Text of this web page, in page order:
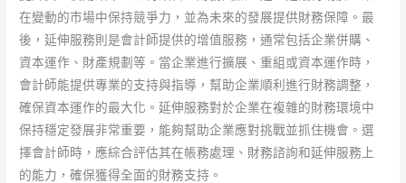
在變動的市場中保持競爭力，並為未來的發展提供財務保障。最
後，延伸服務則是會計師提供的增值服務，通常包括企業併購、
資本運作、財產規劃等。當企業進行擴展、重組或資本運作時，
會計師能提供專業的支持與指導，幫助企業順利進行財務調整，
確保資本運作的最大化。延伸服務對於企業在複雜的財務環境中
保持穩定發展非常重要，能夠幫助企業應對挑戰並抓住機會。選
擇會計師時，應綜合評估其在帳務處理、財務諮詢和延伸服務上
的能力，確保獲得全面的財務支持。